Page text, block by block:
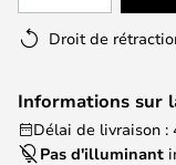
Droit de
Informations sur
Délai de livraison :
Pas d'illuminant